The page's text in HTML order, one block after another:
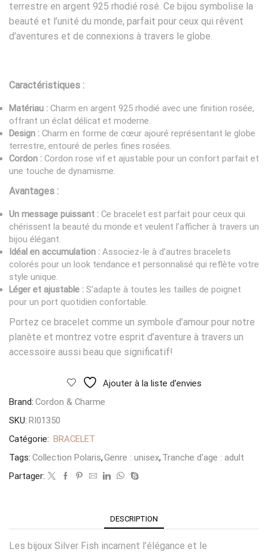
terrestre en argent 925 rhodié rosé. Ce bijou symbolise la
beauté et l’unité du monde, parfait pour ceux qui rêvent
d’aventures et de connexions à travers le globe.
Caractéristiques :
Matériau : Charm en argent 925 rhodié avec une finition rosée,
offrant un éclat délicat et moderne.
Design : Charm en forme de cœur ajouré représentant le globe
terrestre, entouré de perles fines rosées.
Cordon : Cordon rose vif et ajustable pour un confort parfait et
une touche de dynamisme.
Avantages :
Un message puissant : Ce bracelet est parfait pour ceux qui
chérissent la beauté du monde et veulent l’afficher à travers un
bijou élégant.
Idéal en accumulation : Associez-le à d’autres bracelets
colorés pour un look tendance et personnalisé qui reflète votre
style unique.
Léger et ajustable : S’adapte à toutes les tailles de poignet
pour un port quotidien confortable.
Portez ce bracelet comme un symbole d’amour pour notre
planète et montrez votre esprit d’aventure à travers un
accessoire aussi beau que significatif!
Ajouter à la liste d’envies
Brand: Cordon & Charme
SKU: RI01350
Catégorie: BRACELET
Tags: Collection Polaris,Genre : unisex, Tranche d'age : adult
Partager:
DESCRIPTION
Les bijoux Silver Fish incarnent l’élégance et le